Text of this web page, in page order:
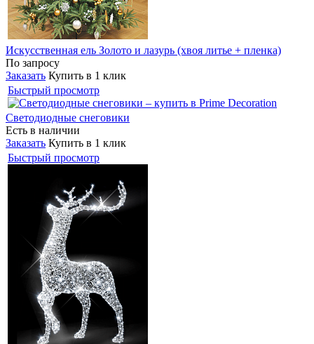
Искусственная ель Золото и лазурь (хвоя литье + пленка)
По запросу
Заказать Купить в 1 клик
Быстрый просмотр
Светодиодные снеговики
Есть в наличии
Заказать Купить в 1 клик
Быстрый просмотр